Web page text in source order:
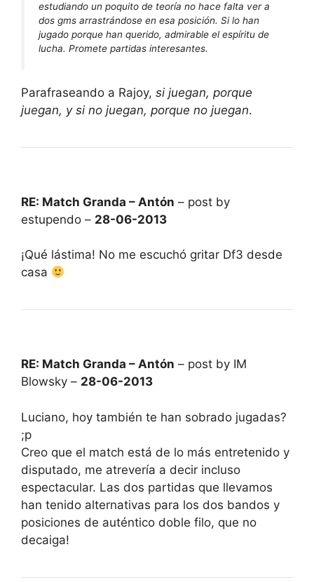
estudiando un poquito de teoría no hace falta ver a
dos gms arrastrándose en esa posición. Si lo han
jugado porque han querido, admirable el espíritu de
lucha. Promete partidas interesantes.
Parafraseando a Rajoy, si juegan, porque
juegan, y si no juegan, porque no juegan.
RE: Match Granda – Antón – post by
estupendo – 28-06-2013
¡Qué lástima! No me escuchó gritar Df3 desde
casa
RE: Match Granda – Antón – post by IM
Blowsky – 28-06-2013
Luciano, hoy también te han sobrado jugadas?
;p
Creo que el match está de lo más entretenido y
disputado, me atrevería a decir incluso
espectacular. Las dos partidas que llevamos
han tenido alternativas para los dos bandos y
posiciones de auténtico doble filo, que no
decaiga!